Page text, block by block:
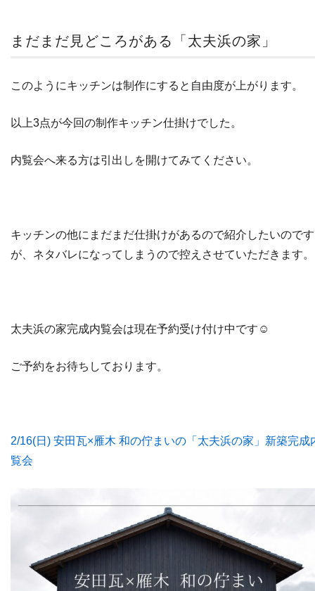
まだまだ見どころがある「太夫浜の家」
このようにキッチンは制作にすると自由度が上がります。
以上3点が今回の制作キッチン仕掛けでした。
内覧会へ来る方は引出しを開けてみてください。
キッチンの他にまだまだ仕掛けがあるので紹介したいのです
が、ネタバレになってしまうので控えさせていただきます。
太夫浜の家完成内覧会は現在予約受け付け中です☺
ご予約をお待ちしております。
2/16(日) 安田瓦×雁木 和の佇まいの「太夫浜の家」新築完成
覧会